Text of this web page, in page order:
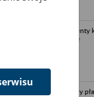
Dokumenty
płacowe
tylko listy